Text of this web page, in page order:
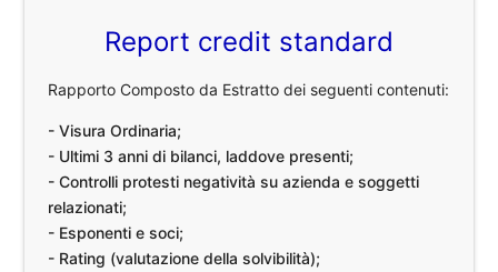
Report credit standard
Rapporto Composto da Estratto dei seguenti contenuti:
- Visura Ordinaria;
- Ultimi 3 anni di bilanci, laddove presenti;
- Controlli protesti negatività su azienda e soggetti
relazionati;
- Esponenti e soci;
- Rating (valutazione della solvibilità);